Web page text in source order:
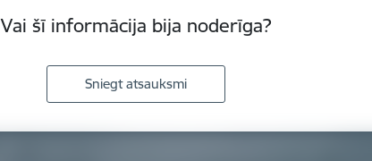
Vai šī informācija bija noderīga?
Sniegt atsauksmi